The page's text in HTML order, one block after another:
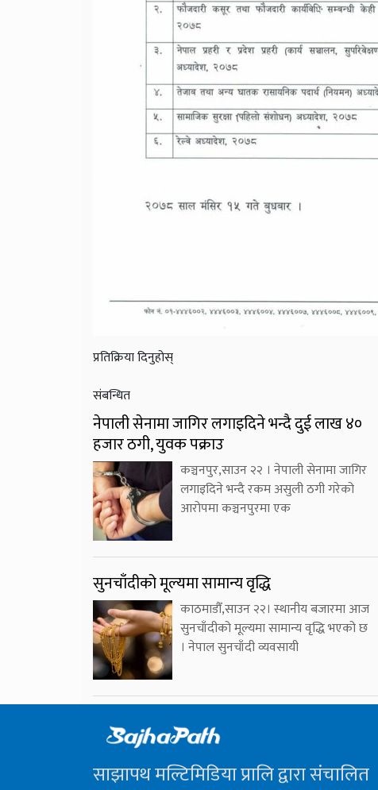
प्रतिक्रिया दिनुहोस्
संबन्धित
नेपाली सेनामा जागिर लगाइदिने भन्दै दुई लाख ४०
हजार ठगी, युवक पक्राउ
कञ्चनपुर,साउन २२ । नेपाली सेनामा जागिर
लगाइदिने भन्दै रकम असुली ठगी गरेको
आरोपमा कञ्चनपुरमा एक
सुनचाँदीको मूल्यमा सामान्य वृद्धि
काठमाडौँ,साउन २२। स्थानीय बजारमा आज
सुनचाँदीको मूल्यमा सामान्य वृद्धि भएको छ
। नेपाल सुनचाँदी व्यवसायी
साझापथ मल्टिमिडिया प्रालि द्वारा संचालित